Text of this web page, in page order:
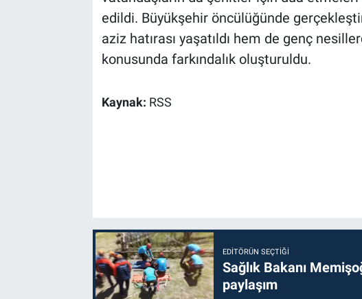
edildi. Büyükşehir öncülüğünde
aziz hatırası yaşatıldı hem de genç
konusunda farkındalık oluşturuldu.
Kaynak: RSS
EDITÖRÜN SEÇTIĞI
Sağlık Bakanı
paylaşım